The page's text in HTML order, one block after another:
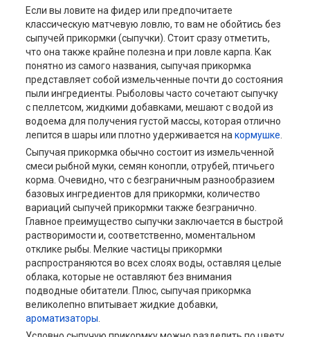
Если вы ловите на фидер или предпочитаете
классическую матчевую ловлю, то вам не обойтись без
сыпучей прикормки (сыпучки). Стоит сразу отметить,
что она также крайне полезна и при ловле карпа. Как
понятно из самого названия, сыпучая прикормка
представляет собой измельченные почти до состояния
пыли ингредиенты. Рыболовы часто сочетают сыпучку
с пеллетсом, жидкими добавками, мешают с водой из
водоема для получения густой массы, которая отлично
лепится в шары или плотно удерживается накормушке.
Сыпучая прикормка обычно состоит из измельченной
смеси рыбной муки, семян конопли, отрубей, птичьего
корма. Очевидно, что с безграничным разнообразием
базовых ингредиентов для прикормки, количество
вариаций сыпучей прикормки также безгранично.
Главное преимущество сыпучки заключается в быстрой
растворимости и, соответственно, моментальном
отклике рыбы. Мелкие частицы прикормки
распространяются во всех слоях воды, оставляя целые
облака, которые не оставляют без внимания
подводные обитатели. Плюс, сыпучая прикормка
великолепно впитывает жидкие добавки,
ароматизаторы.